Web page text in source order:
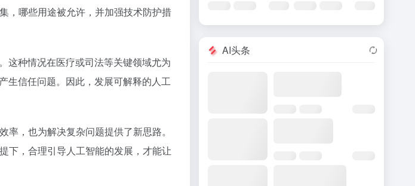
，哪些用途被允许，并加强技术防护措
这种情况在医疗或司法等关键领域尤为
生信任问题。因此，发展可解释的人工
，也为解决复杂问题提供了新思路。
下，合理引导人工智能的发展，才能让
AI头条